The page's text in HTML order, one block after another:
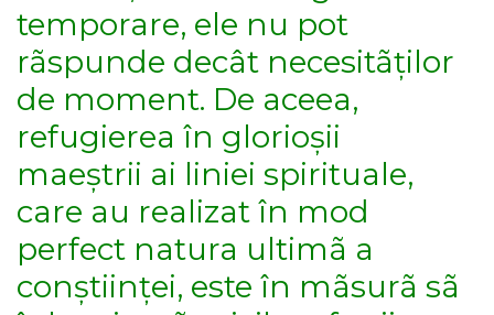
temporare, ele nu pot
rãspunde decât necesitãților
de moment. De aceea,
refugierea în glorioșii
maeștrii ai liniei spirituale,
care au realizat în mod
perfect natura ultimã a
conștiinței, este în mãsurã sã